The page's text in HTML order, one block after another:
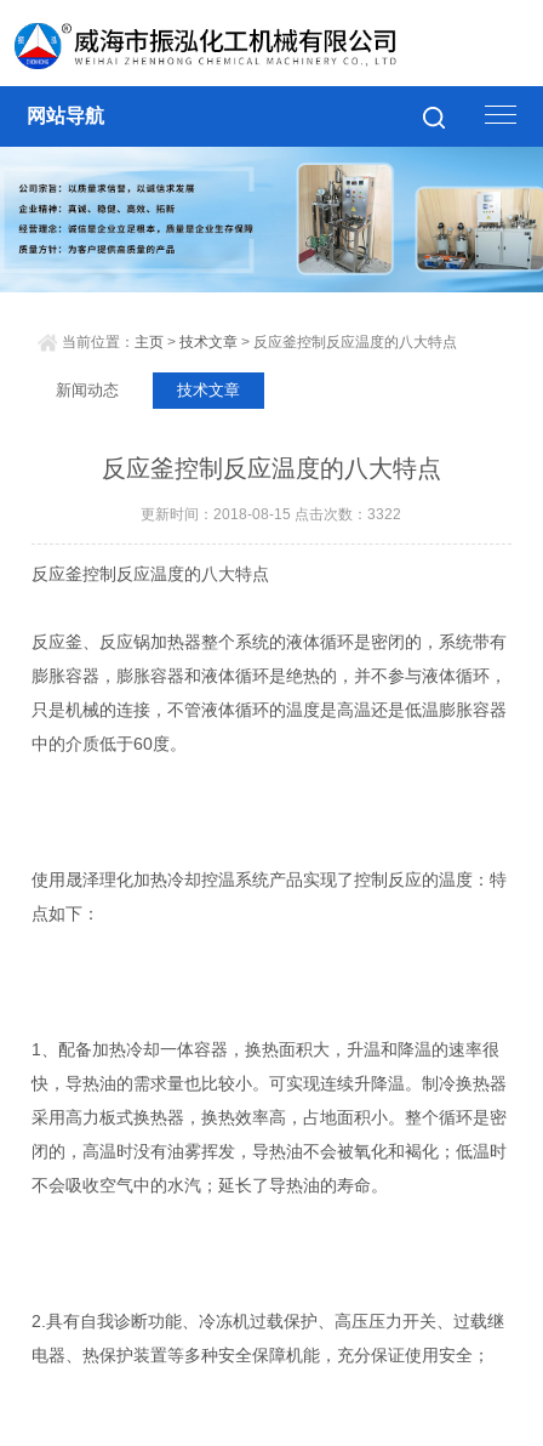
网站导航
当前位置： 主页 >技术文章 > 反应釜控制反应温度的八大特点
新闻动态 技术文章
反应釜控制反应温度的八大特点
更新时间：2018-08-15 点击次数：3322
反应釜控制反应温度的八大特点
反应釜、反应锅加热器整个系统的液体循环是密闭的，系统带有
膨胀容器，膨胀容器和液体循环是绝热的，并不参与液体循环，
只是机械的连接，不管液体循环的温度是高温还是低温膨胀容器
中的介质低于60度。
使用晟泽理化加热冷却控温系统产品实现了控制反应的温度：特
点如下：
1、配备加热冷却一体容器，换热面积大，升温和降温的速率很
快，导热油的需求量也比较小。可实现连续升降温。制冷换热器
采用高力板式换热器，换热效率高，占地面积小。整个循环是密
闭的，高温时没有油雾挥发，导热油不会被氧化和褐化；低温时
不会吸收空气中的水汽；延长了导热油的寿命。
2.具有自我诊断功能、冷冻机过载保护、高压压力开关、过载继
电器、热保护装置等多种安全保障机能，充分保证使用安全；